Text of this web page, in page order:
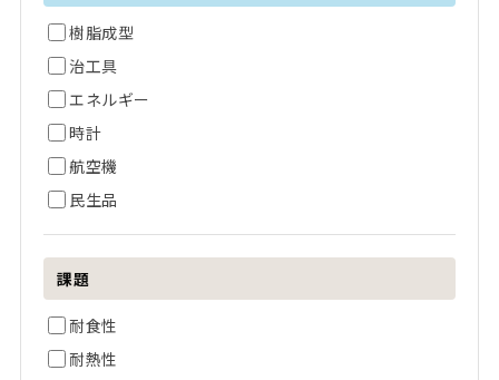
樹脂成型
治工具
エネルギー
時計
航空機
民生品
課題
耐食性
耐熱性